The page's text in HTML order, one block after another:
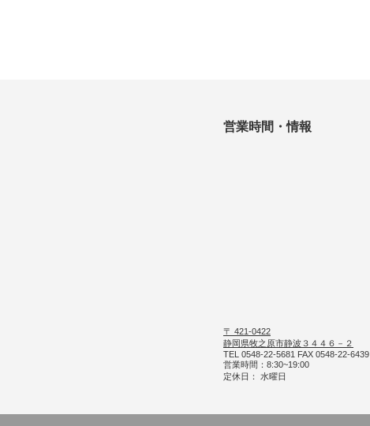
営業時間・情報
〒 421-0422
静岡県牧之原市静波３４４６－２
TEL 0548-22-5681 FAX 0548-22-6439
営業時間：8:30~19:00
定休日： 水曜日